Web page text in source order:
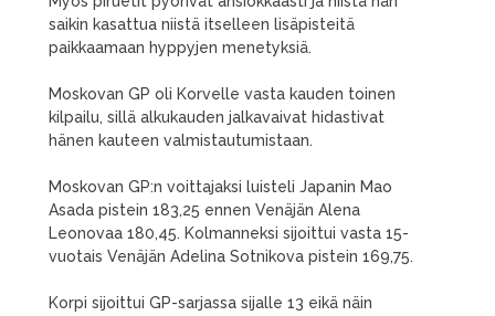
saikin kasattua niistä itselleen lisäpisteitä
paikkaamaan hyppyjen menetyksiä.
Moskovan GP oli Korvelle vasta kauden toinen
kilpailu, sillä alkukauden jalkavaivat hidastivat
hänen kauteen valmistautumistaan.
Moskovan GP:n voittajaksi luisteli Japanin Mao
Asada pistein 183,25 ennen Venäjän Alena
Leonovaa 180,45. Kolmanneksi sijoittui vasta 15-
vuotais Venäjän Adelina Sotnikova pistein 169,75.
Korpi sijoittui GP-sarjassa sijalle 13 eikä näin